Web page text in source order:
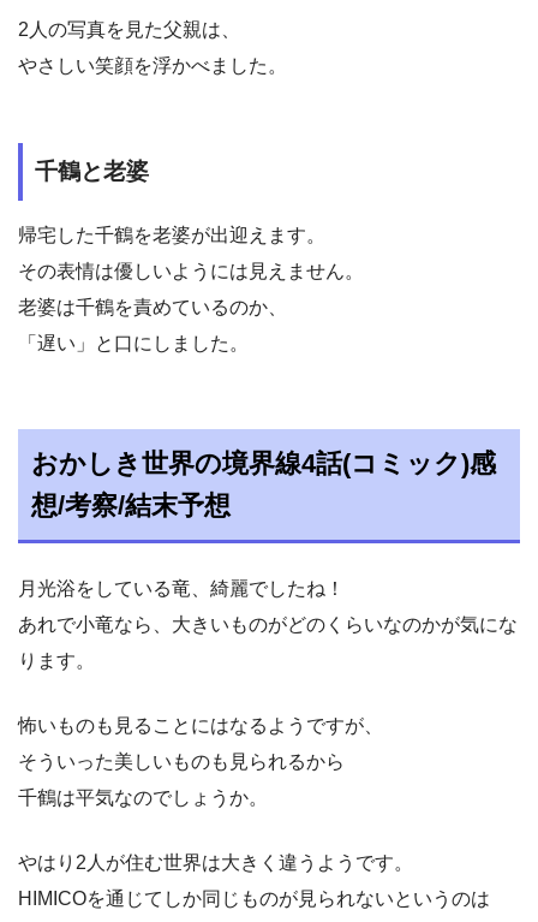
2人の写真を見た父親は、
やさしい笑顔を浮かべました。
千鶴と老婆
帰宅した千鶴を老婆が出迎えます。
その表情は優しいようには見えません。
老婆は千鶴を責めているのか、
「遅い」と口にしました。
おかしき世界の境界線4話(コミック)感
想/考察/結末予想
月光浴をしている竜、綺麗でしたね！
あれで小竜なら、大きいものがどのくらいなのかが気にな
ります。
怖いものも見ることにはなるようですが、
そういった美しいものも見られるから
千鶴は平気なのでしょうか。
やはり2人が住む世界は大きく違うようです。
HIMICOを通じてしか同じものが見られないというのは